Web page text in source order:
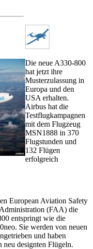
Die neue A330-800
hat jetzt ihre
Musterzulassung in
Europa und den
USA erhalten.
Airbus hat die
Testflugkampagnen
mit dem Flugzeug
MSN1888 in 370
Flugstunden und
132 Flügen
erfolgreich
European Aviation Safety
(FAA) die
entspringt wie die
Sie werden von neuen
und haben
neu designten Flügeln.